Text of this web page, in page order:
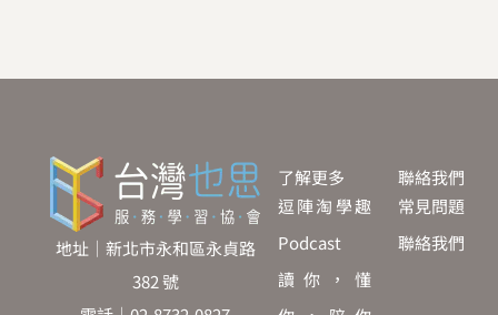
了解更多
逗陣淘學趣
Podcast
讀你，懂
地址｜新北市永和區永貞路
382 號
聯絡我們
常見問題
聯絡我們